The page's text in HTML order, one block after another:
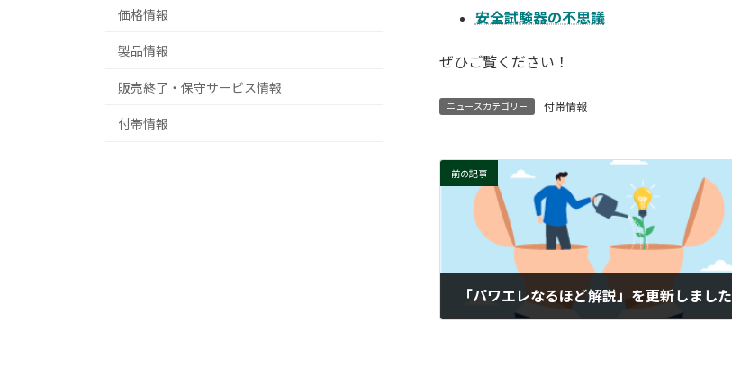
時
:
安全試験器の不思議
ぜひご覧ください！
ニュースカテゴリー 付帯情報
前の記事
「パワエレなるほど解説」を更新しました
価格情報
製品情報
販売終了・保守サービス情報
付帯情報